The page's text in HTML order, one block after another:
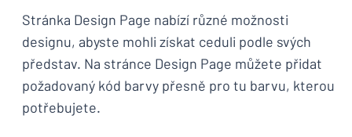
Stránka Design Page nabízí různé možnosti
designu, abyste mohli získat ceduli podle svých
představ. Na stránce Design Page můžete přidat
požadovaný kód barvy přesně pro tu barvu, kterou
potřebujete.